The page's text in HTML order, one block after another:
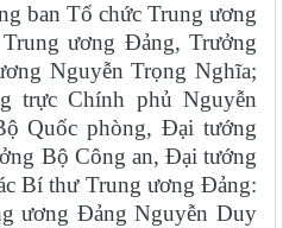
ban Tổ chức Trung ương
ương Đảng, Trưởng
Nguyễn Trọng Nghĩa;
trực Chính phủ Nguyễn
Quốc phòng, Đại tướng
Bộ Công an, Đại tướng
Bí thư Trung ương Đảng:
ương Đảng Nguyễn Duy